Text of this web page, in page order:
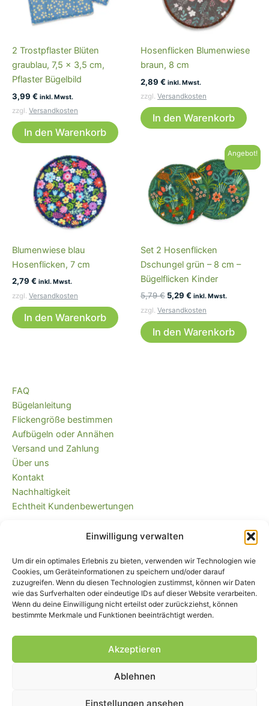
Einwilligung verwalten
Um dir ein optimales Erlebnis zu bieten, verwenden wir Technologien wie
Cookies, um Geräteinformationen zu speichern und/oder darauf
zuzugreifen. Wenn du diesen Technologien zustimmst, können wir Daten
wie das Surfverhalten oder eindeutige IDs auf dieser Website verarbeiten.
Wenn du deine Einwilligung nicht erteilst oder zurückziehst, können
bestimmte Merkmale und Funktionen beeinträchtigt werden.
Akzeptieren
Ablehnen
Einstellungen ansehen
2 Trostpflaster Blüten
graublau, 7,5 x 3,5 cm,
Pflaster Bügelbild
3,99 € inkl. Mwst.
zzgl. Versandkosten
In den Warenkorb
Hosenflicken Blumenwiese
braun, 8 cm
2,89 € inkl. Mwst.
zzgl. Versandkosten
In den Warenkorb
Blumenwiese blau
Hosenflicken, 7 cm
2,79 € inkl. Mwst.
zzgl. Versandkosten
In den Warenkorb
Angebot!
Set 2 Hosenflicken
Dschungel grün – 8 cm –
Bügelflicken Kinder
5,79€ Ursprünglicher
war:
5,29 € Aktueller
ist:
inkl. Mwst.
zzgl. Versandkosten
In den Warenkorb
FAQ
Bügelanleitung
Flickengröße bestimmen
Aufbügeln oder Annähen
Versand und Zahlung
Über uns
Kontakt
Nachhaltigkeit
Echtheit Kundenbewertungen
Kaufvertrag widerrufen
Versandkostenfrei ab 35 EUR (DE) und
immer plastikfrei verpackt!
Widerrufsbelehrung und -formular
© Piratenbande - Hosenflicken, Knieflicken, Bügelflicken, 2026